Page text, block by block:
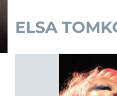
ELSA